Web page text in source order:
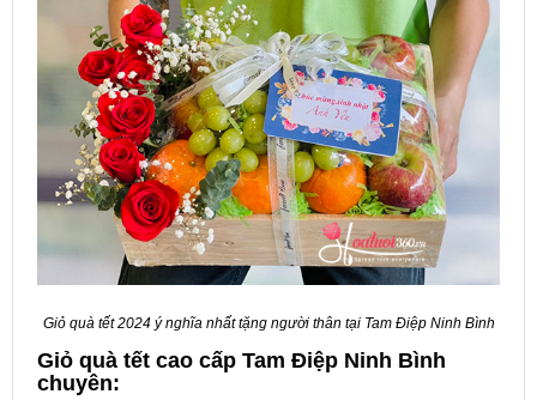
Giỏ quà tết 2024 ý nghĩa nhất tặng người thân tại Tam Điệp Ninh Bình
Giỏ quà tết cao cấp Tam Điệp Ninh Bình
chuyên: